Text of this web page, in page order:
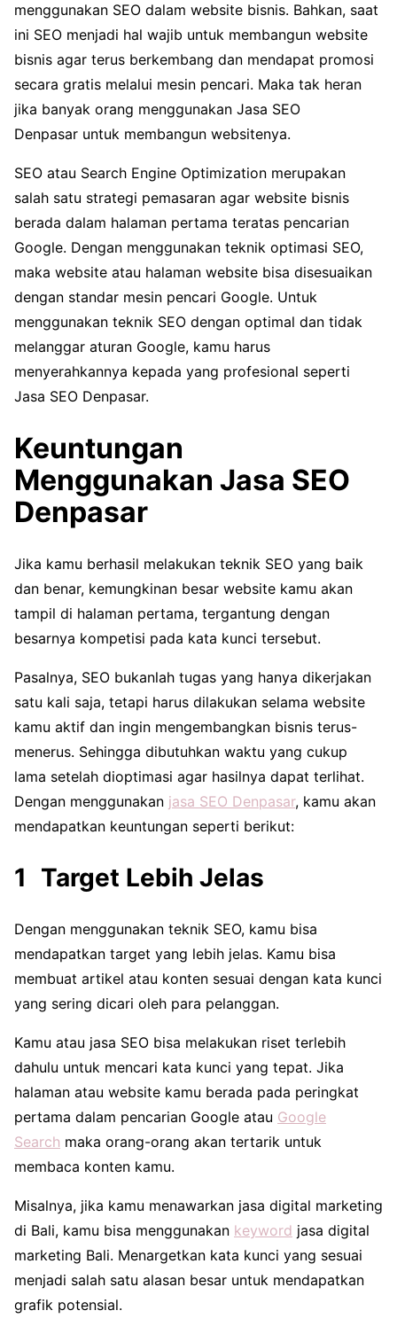
menggunakan SEO dalam website bisnis. Bahkan, saat
ini SEO menjadi hal wajib untuk membangun website
bisnis agar terus berkembang dan mendapat promosi
secara gratis melalui mesin pencari. Maka tak heran
jika banyak orang menggunakan Jasa SEO
Denpasar untuk membangun websitenya.
SEO atau Search Engine Optimization merupakan
salah satu strategi pemasaran agar website bisnis
berada dalam halaman pertama teratas pencarian
Google. Dengan menggunakan teknik optimasi SEO,
maka website atau halaman website bisa disesuaikan
dengan standar mesin pencari Google. Untuk
menggunakan teknik SEO dengan optimal dan tidak
melanggar aturan Google, kamu harus
menyerahkannya kepada yang profesional seperti
Jasa SEO Denpasar.
Keuntungan
Menggunakan Jasa SEO
Denpasar
Jika kamu berhasil melakukan teknik SEO yang baik
dan benar, kemungkinan besar website kamu akan
tampil di halaman pertama, tergantung dengan
besarnya kompetisi pada kata kunci tersebut.
Pasalnya, SEO bukanlah tugas yang hanya dikerjakan
satu kali saja, tetapi harus dilakukan selama website
kamu aktif dan ingin mengembangkan bisnis terus-
menerus. Sehingga dibutuhkan waktu yang cukup
lama setelah dioptimasi agar hasilnya dapat terlihat.
Dengan menggunakan jasa SEO Denpasar, kamu akan
mendapatkan keuntungan seperti berikut:
Target Lebih Jelas
Dengan menggunakan teknik SEO, kamu bisa
mendapatkan target yang lebih jelas. Kamu bisa
membuat artikel atau konten sesuai dengan kata kunci
yang sering dicari oleh para pelanggan.
Kamu atau jasa SEO bisa melakukan riset terlebih
dahulu untuk mencari kata kunci yang tepat. Jika
halaman atau website kamu berada pada peringkat
pertama dalam pencarian Google atau Google
Search maka orang-orang akan tertarik untuk
membaca konten kamu.
Misalnya, jika kamu menawarkan jasa digital marketing
di Bali, kamu bisa menggunakan keyword jasa digital
marketing Bali. Menargetkan kata kunci yang sesuai
menjadi salah satu alasan besar untuk mendapatkan
grafik potensial.